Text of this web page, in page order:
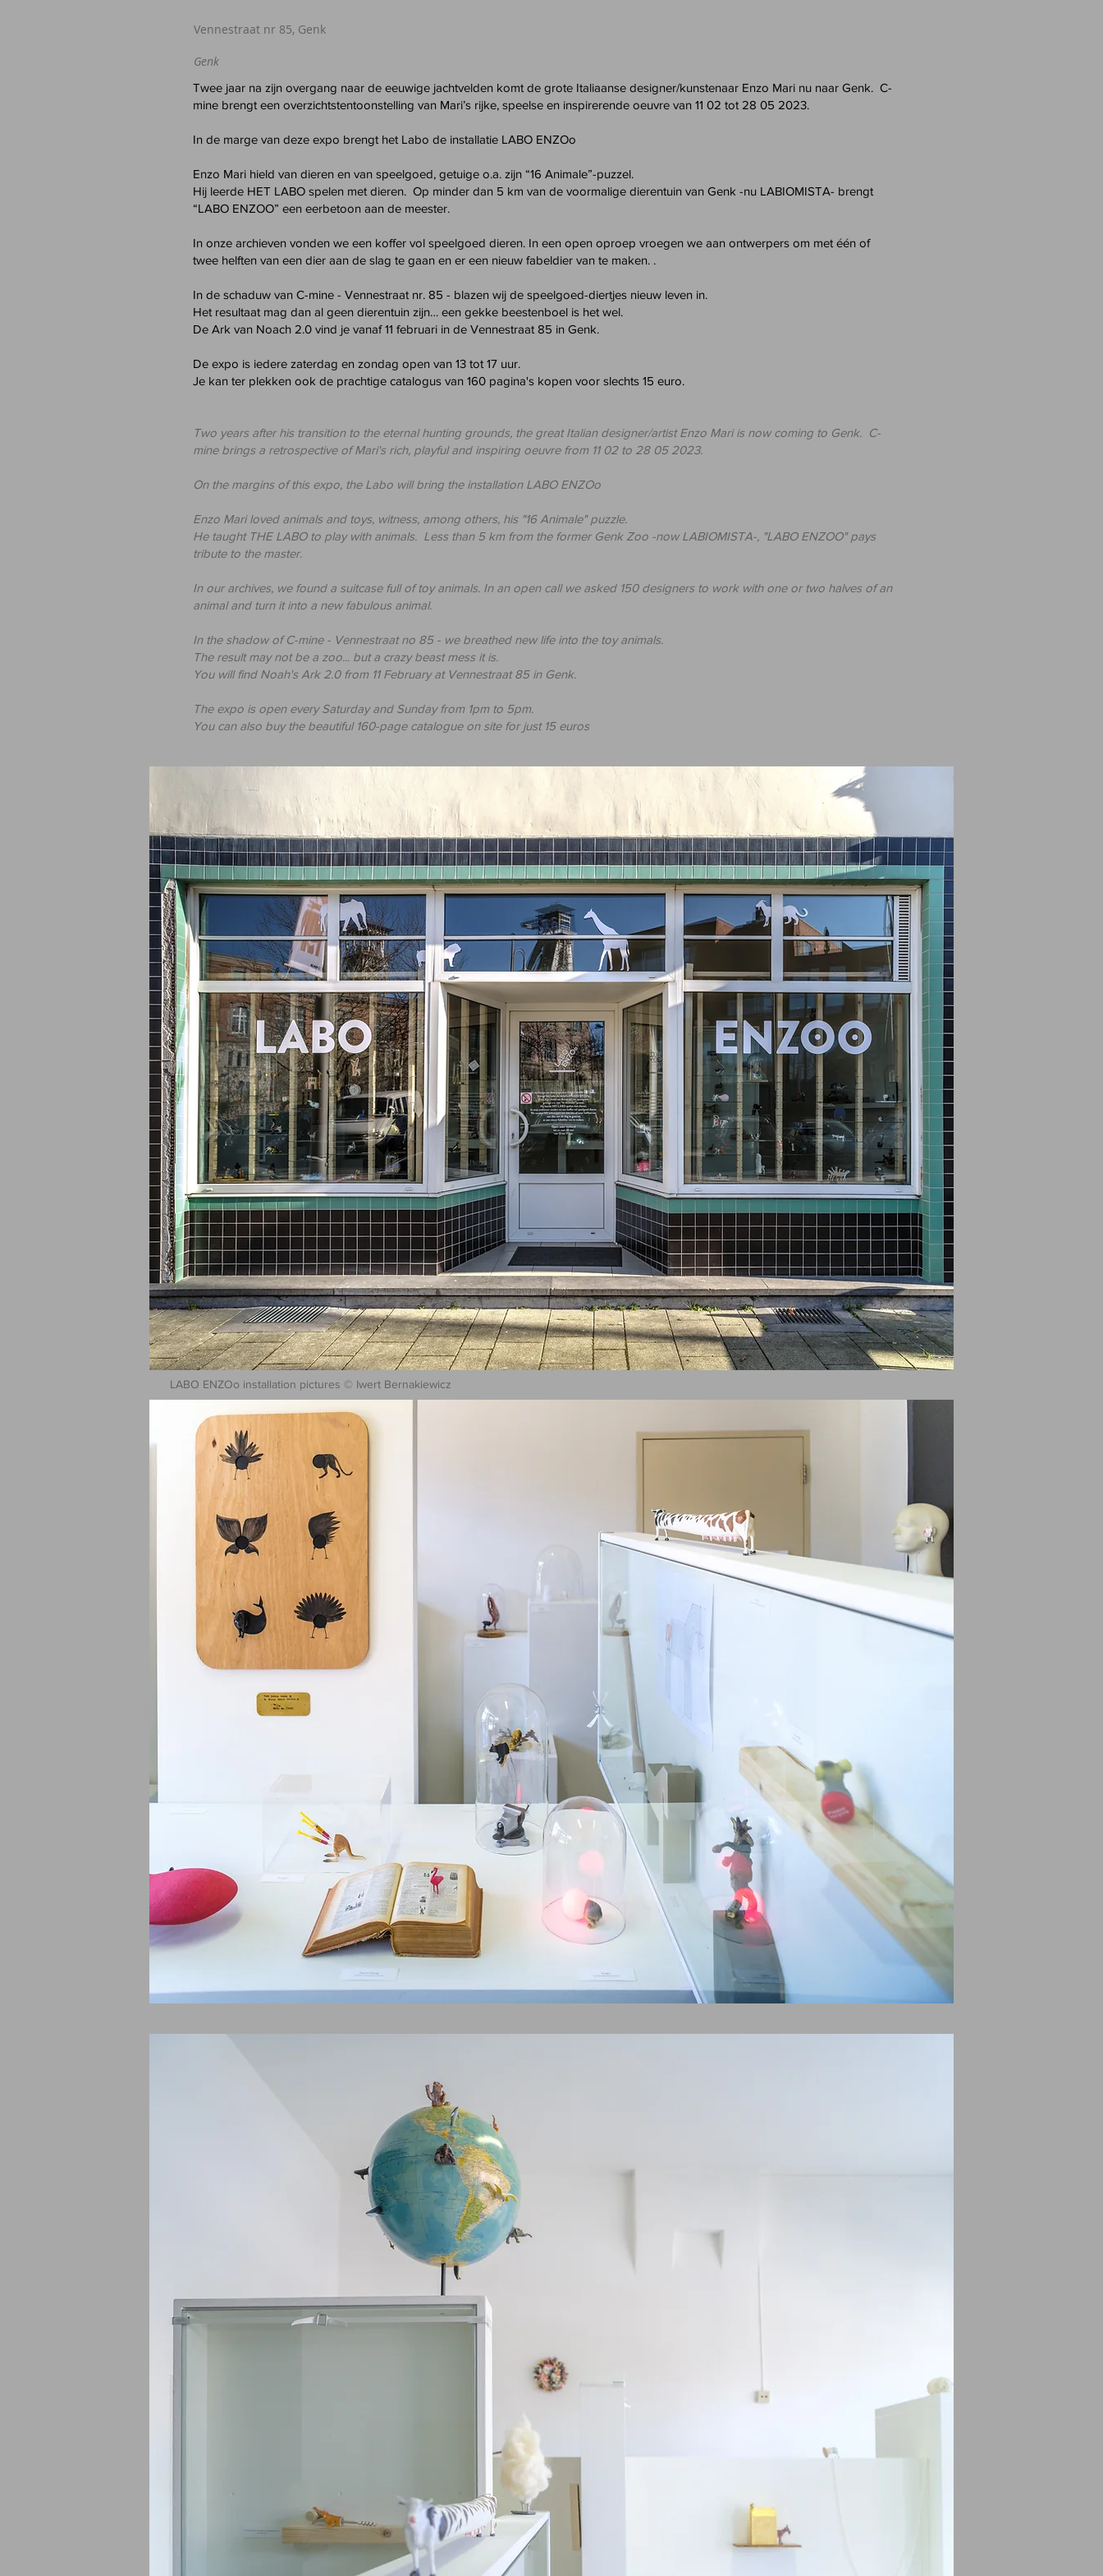
Vennestraat nr 85, Genk
Genk
Twee jaar na zijn overgang naar de eeuwige jachtvelden komt de grote Italiaanse designer/kunstenaar Enzo Mari nu naar Genk. C-
mine brengt een overzichtstentoonstelling van Mari’s rijke, speelse en inspirerende oeuvre van 11 02 tot 28 05 2023.
In de marge van deze expo brengt het Labo de installatie LABO ENZOo
Enzo Mari hield van dieren en van speelgoed, getuige o.a. zijn “16 Animale”-puzzel.
Hij leerde HET LABO spelen met dieren. Op minder dan 5 km van de voormalige dierentuin van Genk -nu LABIOMISTA- brengt
“LABO ENZOO” een eerbetoon aan de meester.
In onze archieven vonden we een koffer vol speelgoed dieren. In een open oproep vroegen we aan ontwerpers om met één of
twee helften van een dier aan de slag te gaan en er een nieuw fabeldier van te maken. .
In de schaduw van C-mine - Vennestraat nr. 85 - blazen wij de speelgoed-diertjes nieuw leven in.
Het resultaat mag dan al geen dierentuin zijn… een gekke beestenboel is het wel.
De Ark van Noach 2.0 vind je vanaf 11 februari in de Vennestraat 85 in Genk.
De expo is iedere zaterdag en zondag open van 13 tot 17 uur.
Je kan ter plekken ook de prachtige catalogus van 160 pagina's kopen voor slechts 15 euro.
Two years after his transition to the eternal hunting grounds, the great Italian designer/artist Enzo Mari is now coming to Genk. C-
mine brings a retrospective of Mari's rich, playful and inspiring oeuvre from 11 02 to 28 05 2023.
On the margins of this expo, the Labo will bring the installation LABO ENZOo
Enzo Mari loved animals and toys, witness, among others, his "16 Animale" puzzle.
He taught THE LABO to play with animals. Less than 5 km from the former Genk Zoo -now LABIOMISTA-, "LABO ENZOO" pays
tribute to the master.
In our archives, we found a suitcase full of toy animals. In an open call we asked 150 designers to work with one or two halves of an
animal and turn it into a new fabulous animal.
In the shadow of C-mine - Vennestraat no 85 - we breathed new life into the toy animals.
The result may not be a zoo... but a crazy beast mess it is.
You will find Noah's Ark 2.0 from 11 February at Vennestraat 85 in Genk.
The expo is open every Saturday and Sunday from 1pm to 5pm.
You can also buy the beautiful 160-page catalogue on site for just 15 euros
LABO ENZOo installation pictures © Iwert Bernakiewicz